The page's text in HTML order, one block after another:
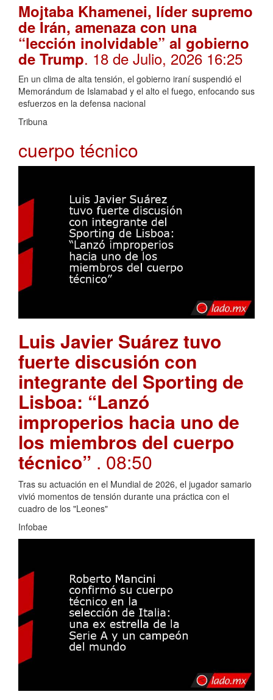
Mojtaba Khamenei, líder supremo
de Irán, amenaza con una
“lección inolvidable” al gobierno
de Trump. 18 de Julio, 2026 16:25
En un clima de alta tensión, el gobierno iraní suspendió el
Memorándum de Islamabad y el alto el fuego, enfocando sus
esfuerzos en la defensa nacional
Tribuna
cuerpo técnico
Luis Javier Suárez tuvo
fuerte discusión con
integrante del Sporting de
Lisboa: “Lanzó
improperios hacia uno de
los miembros del cuerpo
técnico” . 08:50
Tras su actuación en el Mundial de 2026, el jugador samario
vivió momentos de tensión durante una práctica con el
cuadro de los "Leones"
Infobae